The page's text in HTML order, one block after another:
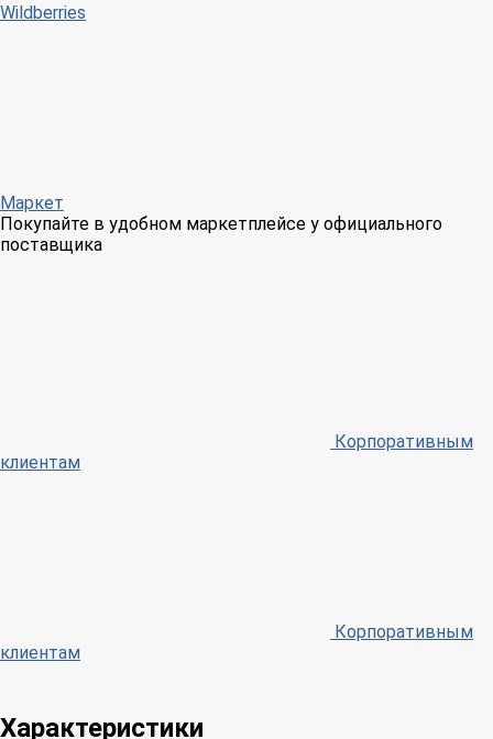
Wildberries
Маркет
Покупайте в удобном маркетплейсе у официального
поставщика
Корпоративным
клиентам
Корпоративным
клиентам
Характеристики